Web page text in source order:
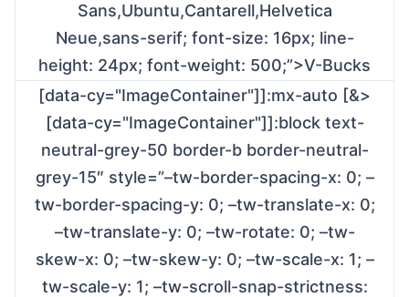
Sans,Ubuntu,Cantarell,Helvetica
Neue,sans-serif; font-size: 16px; line-
height: 24px; font-weight: 500;”>V-Bucks
[data-cy="ImageContainer"]]:mx-auto [&>
[data-cy="ImageContainer"]]:block text-
neutral-grey-50 border-b border-neutral-
grey-15″ style=”–tw-border-spacing-x: 0; –
tw-border-spacing-y: 0; –tw-translate-x: 0;
–tw-translate-y: 0; –tw-rotate: 0; –tw-
skew-x: 0; –tw-skew-y: 0; –tw-scale-x: 1; –
tw-scale-y: 1; –tw-scroll-snap-strictness: